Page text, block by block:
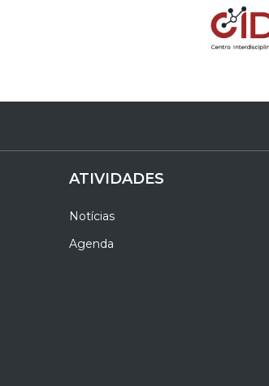
ATIVIDADES
Notícias
Agenda